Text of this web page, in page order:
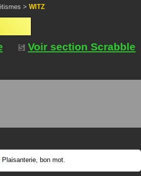
> WITZ
Voir section Scrabble
Plaisanterie, bon mot.